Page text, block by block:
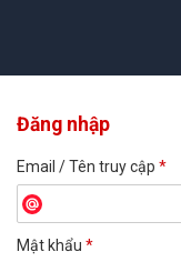
Đăng nhập
Email / Tên truy cập *
Mật khẩu *